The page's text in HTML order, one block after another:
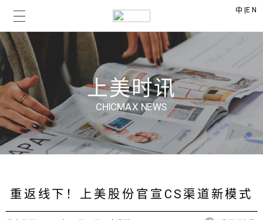
中 |EN
上美时讯
CHICMAX NEWS
重返线下！上美股份官宣CS渠道新模式